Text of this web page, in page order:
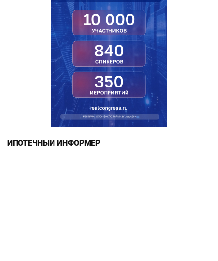
ИПОТЕЧНЫЙ ИНФОРМЕР